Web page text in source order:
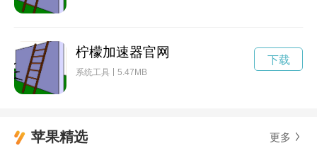
柠檬加速器官网
系统工具 5.47MB
下载
苹果精选 更多